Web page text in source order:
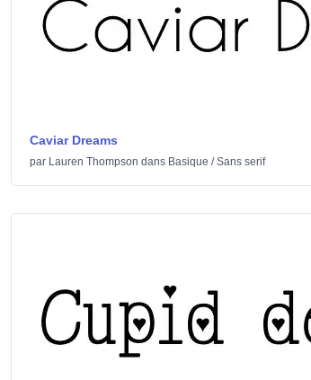
Caviar Dreams
par Lauren Thompson dans Basique /Sans serif